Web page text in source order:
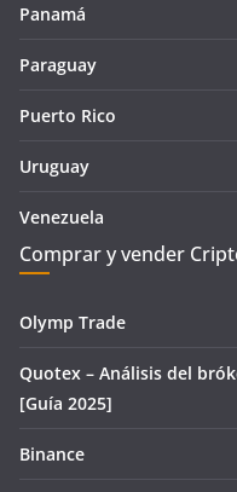
Panamá
Paraguay
Puerto Rico
Uruguay
Venezuela
Comprar y vender
Olymp Trade
Quotex – Análisis del
[Guía 2025]
Binance